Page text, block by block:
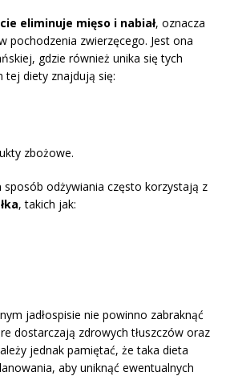
eliminuje mięso i nabiał, oznacza
pochodzenia zwierzęcego. Jest ona
gdzie również unika się tych
tej diety znajdują się:
zbożowe.
sposób odżywiania często korzystają z
, takich jak:
jadłospisie nie powinno zabraknąć
dostarczają zdrowych tłuszczów oraz
jednak pamiętać, że taka dieta
aby uniknąć ewentualnych